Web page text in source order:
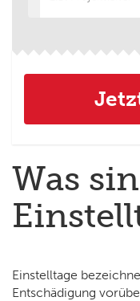
Was
Einstelltage
Entschädigung